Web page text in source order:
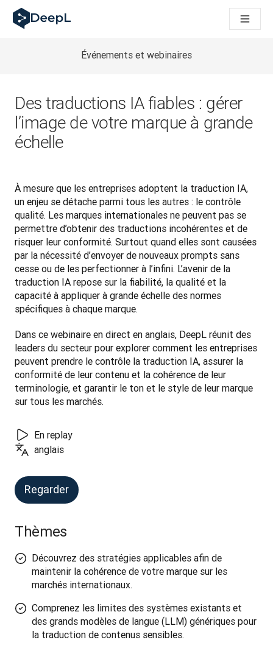
DeepL pour agents IA
Translation Flow de DeepL : des nouveaux processus
How we brought Swiss German to DeepL
Évaluation qualité traduction chez DeepL
De la traduction de texte à la traduction vocale en temps réel
Building an instantly accessible voice demo with DeepL
Événements et webinaires
Des traductions IA fiables : gérer
l’image de votre marque à grande
échelle
À mesure que les entreprises adoptent la traduction IA,
un enjeu se détache parmi tous les autres : le contrôle
qualité. Les marques internationales ne peuvent pas se
permettre d’obtenir des traductions incohérentes et de
risquer leur conformité. Surtout quand elles sont causées
par la nécessité d’envoyer de nouveaux prompts sans
cesse ou de les perfectionner à l’infini. L’avenir de la
traduction IA repose sur la fiabilité, la qualité et la
capacité à appliquer à grande échelle des normes
spécifiques à chaque marque.
Dans ce webinaire en direct en anglais, DeepL réunit des
leaders du secteur pour explorer comment les entreprises
peuvent prendre le contrôle la traduction IA, assurer la
conformité de leur contenu et la cohérence de leur
terminologie, et garantir le ton et le style de leur marque
sur tous les marchés.
En replay
anglais
Regarder
Thèmes
Découvrez des stratégies applicables afin de
maintenir la cohérence de votre marque sur les
marchés internationaux.
Comprenez les limites des systèmes existants et
des grands modèles de langue (LLM) génériques pour
la traduction de contenus sensibles.